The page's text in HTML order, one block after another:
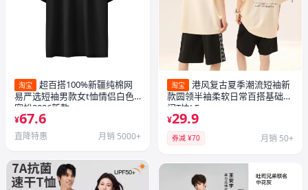
淘宝
超百搭100%新疆纯棉网
易严选短袖男款女t恤情侣白色
宽松2026新款
¥67.6
直降特惠 月销 5000+
淘宝
港风复古夏季潮流短袖新
款圆领半袖柔软日常百搭基础休
闲T恤LF
¥29.9
券减 ¥70 月销 50+